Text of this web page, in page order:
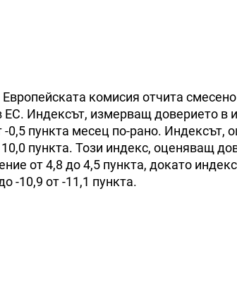
комисия отчита
ЕС. Индексът, измерващ доверието в
0,5 пункта месец по-рано. Индексът,
пункта. Този индекс, оценяващ
от 4,8 до 4,5 пункта, докато
-10,9 от -11,1 пункта.